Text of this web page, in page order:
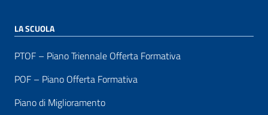
LA SCUOLA
PTOF – Piano Triennale Offerta Formativa
POF – Piano Offerta Formativa
Piano di Miglioramento